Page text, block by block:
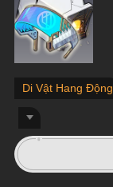
Di Vật Hang Động